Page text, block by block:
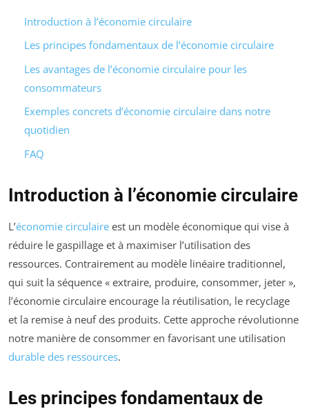
Introduction à l’économie circulaire
Les principes fondamentaux de l’économie circulaire
Les avantages de l’économie circulaire pour les
consommateurs
Exemples concrets d’économie circulaire dans notre
quotidien
FAQ
Introduction à l’économie circulaire
L’économie circulaire est un modèle économique qui vise à
réduire le gaspillage et à maximiser l’utilisation des
ressources. Contrairement au modèle linéaire traditionnel,
qui suit la séquence « extraire, produire, consommer, jeter »,
l’économie circulaire encourage la réutilisation, le recyclage
et la remise à neuf des produits. Cette approche révolutionne
notre manière de consommer en favorisant une utilisation
durable des ressources.
Les principes fondamentaux de